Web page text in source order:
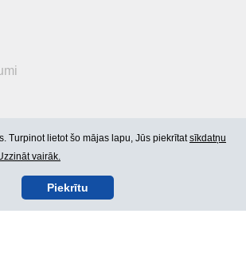
Turpinot lietot šo mājas lapu, Jūs piekrītatsīkdatņu
vairāk.
Piekrītu